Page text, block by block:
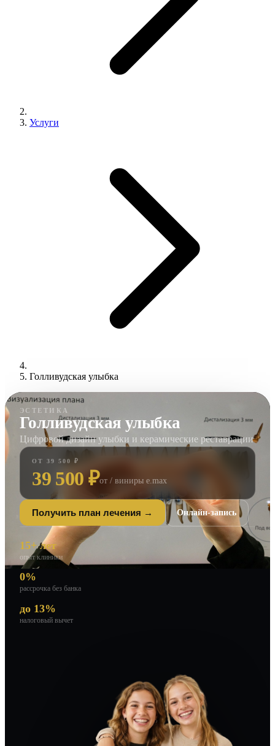
Услуги
Голливудская улыбка
ЭСТЕТИКА
Голливудская улыбка
Цифровой дизайн улыбки и керамические реставрации
ОТ 39 500 ₽
39 500 ₽от / виниры e.max
Получить план лечения → Онлайн-запись
15+ лет
опыт клиники
0%
рассрочка без банка
до 13%
налоговый вычет